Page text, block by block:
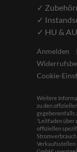
✓
✓
✓ HU & AU
Anmelden
Cookie-
Weitere
zu den
gegebenenfalls
'Leitfaden über
offiziellen
Verkaufsstellen